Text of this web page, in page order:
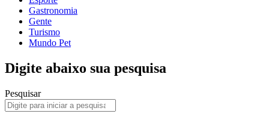
Gastronomia
Gente
Turismo
Mundo Pet
Digite abaixo sua pesquisa
Pesquisar